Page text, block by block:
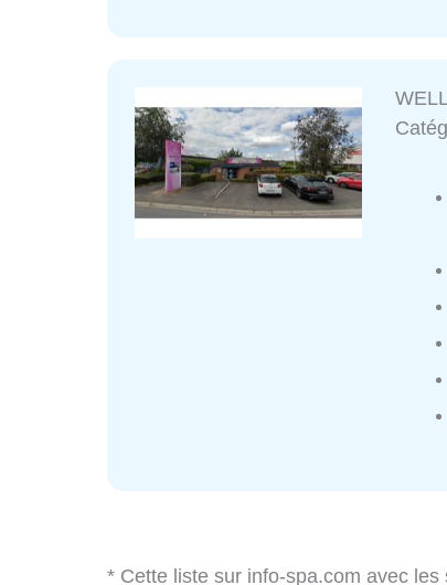
* Cette liste sur info-spa.com avec